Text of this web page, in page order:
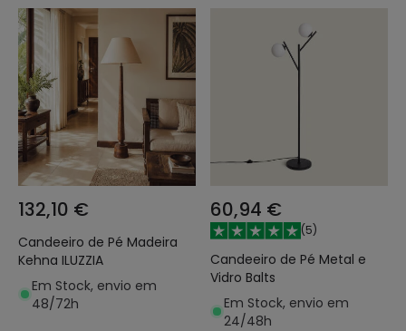
132,10 €
Candeeiro de Pé Madeira
Kehna ILUZZIA
Em Stock, envio em
48/72h
60,94 €
(5)
Candeeiro de Pé Metal e
Vidro Balts
Em Stock, envio em
24/48h